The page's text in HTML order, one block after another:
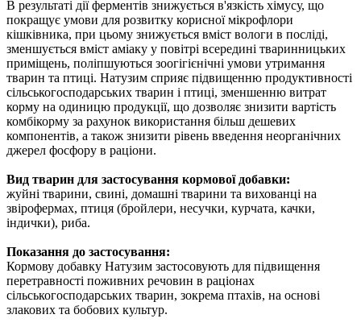
В результаті дії ферментів знижується в'язкість хімусу, що
покращує умови для розвитку корисної мікрофлори
кішківника, при цьому знижується вміст вологи в посліді,
зменшується вміст аміаку у повітрі всередині тваринницьких
приміщень, поліпшуються зоогігієнічні умови утримання
тварин та птиці. Натузим сприяє підвищенню продуктивності
сільськогосподарських тварин і птиці, зменшенню витрат
корму на одиницю продукції, що дозволяє знизити вартість
комбікорму за рахунок використання більш дешевих
компонентів, а також знизити рівень введення неорганічних
джерел фосфору в раціони.
Вид тварин для застосування кормової добавки:
жуйні тварини, свині, домашні тварини та вихованці на
звірофермах, птиця (бройлери, несучки, курчата, качки,
індички), риба.
Показання до застосування:
Кормову добавку Натузим застосовують для підвищення
перетравності поживних речовин в раціонах
сільськогосподарських тварин, зокрема птахів, на основі
злакових та бобових культур.